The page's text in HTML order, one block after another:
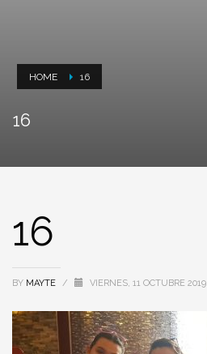
HOME 16
16
16
BY MAYTE / VIERNES, 11 OCTUBRE 2019